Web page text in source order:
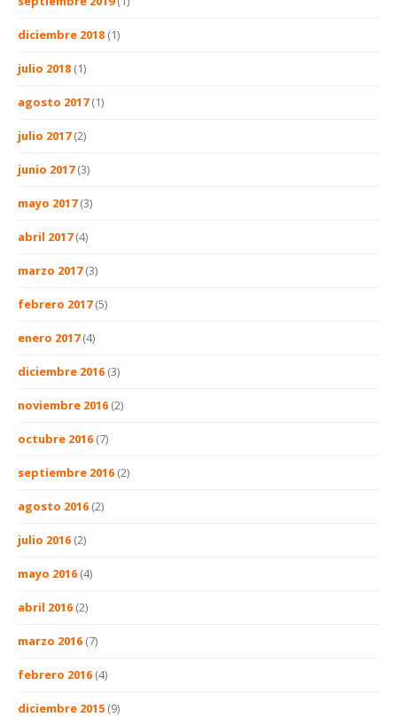
diciembre 2018 (1)
julio 2018 (1)
agosto 2017(1)
julio 2017(2)
junio 2017(3)
mayo 2017(3)
abril 2017(4)
marzo 2017(3)
febrero 2017(5)
enero 2017(4)
diciembre 2016 (3)
noviembre 2016 (2)
octubre 2016 (7)
septiembre 2016 (2)
agosto 2016 (2)
julio 2016 (2)
mayo 2016 (4)
abril 2016 (2)
marzo 2016 (7)
febrero 2016 (4)
diciembre 2015 (9)